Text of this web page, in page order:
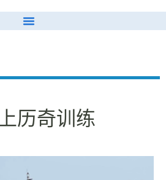
历奇训练